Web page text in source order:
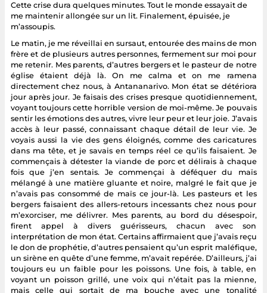
Cette crise dura quelques minutes. Tout le monde essayait de
me maintenir allongée sur un lit. Finalement, épuisée, je
m’assoupis.
Le matin, je me réveillai en sursaut, entourée des mains de mon
frère et de plusieurs autres personnes, fermement sur moi pour
me retenir. Mes parents, d’autres bergers et le pasteur de notre
église étaient déjà là. On me calma et on me ramena
directement chez nous, à Antananarivo. Mon état se détériora
jour après jour. Je faisais des crises presque quotidiennement,
voyant toujours cette horrible version de moi-même. Je pouvais
sentir les émotions des autres, vivre leur peur et leur joie. J’avais
accès à leur passé, connaissant chaque détail de leur vie. Je
voyais aussi la vie des gens éloignés, comme des caricatures
dans ma tête, et je savais en temps réel ce qu’ils faisaient. Je
commençais à détester la viande de porc et délirais à chaque
fois que j’en sentais. Je commençai à déféquer du maïs
mélangé à une matière gluante et noire, malgré le fait que je
n’avais pas consommé de maïs ce jour-là. Les pasteurs et les
bergers faisaient des allers-retours incessants chez nous pour
m’exorciser, me délivrer. Mes parents, au bord du désespoir,
firent appel à divers guérisseurs, chacun avec son
interprétation de mon état. Certains affirmaient que j’avais reçu
le don de prophétie, d’autres pensaient qu’un esprit maléfique,
un sirène en quête d’une femme, m’avait repérée. D’ailleurs, j’ai
toujours eu un faible pour les poissons. Une fois, à table, en
voyant un poisson grillé, une voix qui n’était pas la mienne,
mais celle qui sortait de ma bouche avec une tonalité